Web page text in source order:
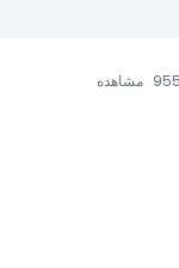
955 مشاهده